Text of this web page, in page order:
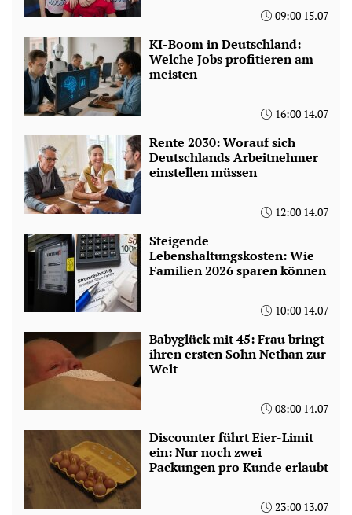
09:00 15.07
KI-Boom in Deutschland:
Welche Jobs profitieren am
meisten
16:00 14.07
Rente 2030: Worauf sich
Deutschlands Arbeitnehmer
einstellen müssen
12:00 14.07
Steigende
Lebenshaltungskosten: Wie
Familien 2026 sparen können
10:00 14.07
Babyglück mit 45: Frau bringt
ihren ersten Sohn Nethan zur
Welt
08:00 14.07
Discounter führt Eier-Limit
ein: Nur noch zwei
Packungen pro Kunde erlaubt
23:00 13.07